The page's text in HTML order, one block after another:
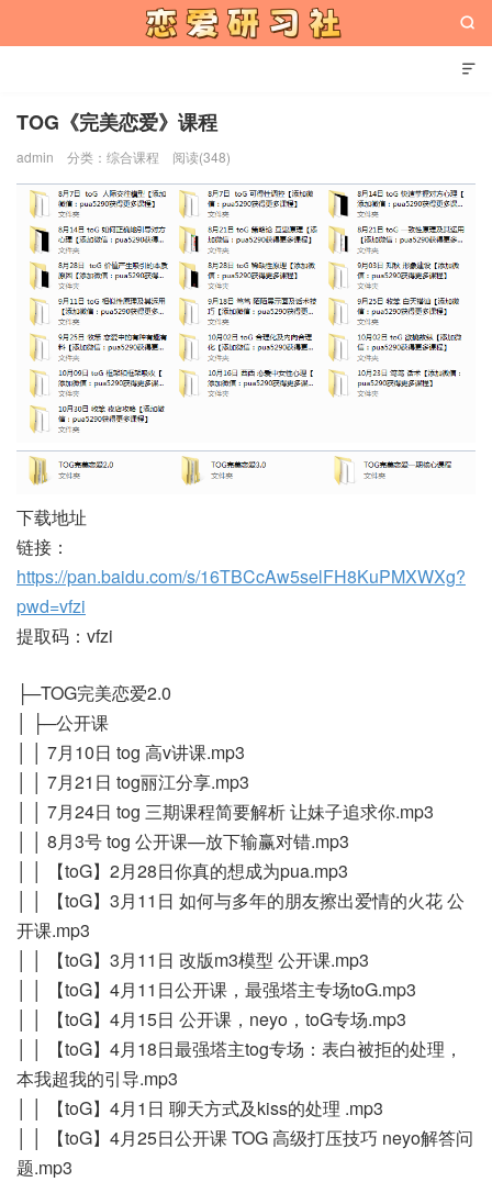
恋爱研习社


TOG《完美恋爱》课程
admin 分类： 综合课程 阅读(348)
下载地址
链接：
https://pan.baidu.com/s/16TBCcAw5selFH8KuPMXWXg?
pwd=vfzi
提取码：vfzi
├─TOG完美恋爱2.0
│ ├─公开课
│ │ 7月10日 tog 高v讲课.mp3
│ │ 7月21日 tog丽江分享.mp3
│ │ 7月24日 tog 三期课程简要解析 让妹子追求你.mp3
│ │ 8月3号 tog 公开课—放下输赢对错.mp3
│ │ 【toG】2月28日你真的想成为pua.mp3
│ │ 【toG】3月11日 如何与多年的朋友擦出爱情的火花 公
开课.mp3
│ │ 【toG】3月11日 改版m3模型 公开课.mp3
│ │ 【toG】4月11日公开课，最强塔主专场toG.mp3
│ │ 【toG】4月15日 公开课，neyo，toG专场.mp3
│ │ 【toG】4月18日最强塔主tog专场：表白被拒的处理，
本我超我的引导.mp3
│ │ 【toG】4月1日 聊天方式及kiss的处理 .mp3
│ │ 【toG】4月25日公开课 TOG 高级打压技巧 neyo解答问
题.mp3